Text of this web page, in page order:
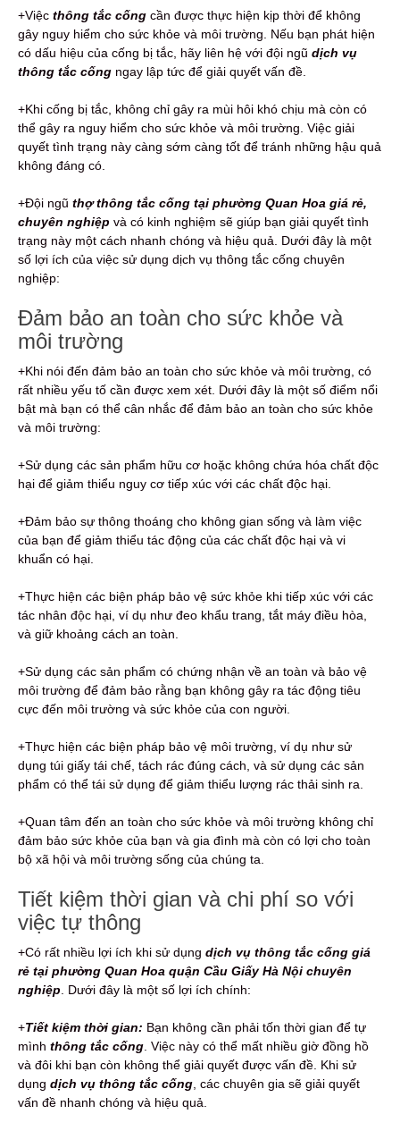
+Việc thông tắc cống cần được thực hiện kịp thời để không
gây nguy hiểm cho sức khỏe và môi trường. Nếu bạn phát hiện
có dấu hiệu của cống bị tắc, hãy liên hệ với đội ngũ dịch vụ
thông tắc cống ngay lập tức để giải quyết vấn đề.
+Khi cống bị tắc, không chỉ gây ra mùi hôi khó chịu mà còn có
thể gây ra nguy hiểm cho sức khỏe và môi trường. Việc giải
quyết tình trạng này càng sớm càng tốt để tránh những hậu quả
không đáng có.
+Đội ngũ thợ thông tắc cống tại phường Quan Hoa giá rẻ,
chuyên nghiệp và có kinh nghiệm sẽ giúp bạn giải quyết tình
trạng này một cách nhanh chóng và hiệu quả. Dưới đây là một
số lợi ích của việc sử dụng dịch vụ thông tắc cống chuyên
nghiệp:
Đảm bảo an toàn cho sức khỏe và
môi trường
+Khi nói đến đảm bảo an toàn cho sức khỏe và môi trường, có
rất nhiều yếu tố cần được xem xét. Dưới đây là một số điểm nổi
bật mà bạn có thể cân nhắc để đảm bảo an toàn cho sức khỏe
và môi trường:
+Sử dụng các sản phẩm hữu cơ hoặc không chứa hóa chất độc
hại để giảm thiểu nguy cơ tiếp xúc với các chất độc hại.
+Đảm bảo sự thông thoáng cho không gian sống và làm việc
của bạn để giảm thiểu tác động của các chất độc hại và vi
khuẩn có hại.
+Thực hiện các biện pháp bảo vệ sức khỏe khi tiếp xúc với các
tác nhân độc hại, ví dụ như đeo khẩu trang, tắt máy điều hòa,
và giữ khoảng cách an toàn.
+Sử dụng các sản phẩm có chứng nhận về an toàn và bảo vệ
môi trường để đảm bảo rằng bạn không gây ra tác động tiêu
cực đến môi trường và sức khỏe của con người.
+Thực hiện các biện pháp bảo vệ môi trường, ví dụ như sử
dụng túi giấy tái chế, tách rác đúng cách, và sử dụng các sản
phẩm có thể tái sử dụng để giảm thiểu lượng rác thải sinh ra.
+Quan tâm đến an toàn cho sức khỏe và môi trường không chỉ
đảm bảo sức khỏe của bạn và gia đình mà còn có lợi cho toàn
bộ xã hội và môi trường sống của chúng ta.
Tiết kiệm thời gian và chi phí so với
việc tự thông
+Có rất nhiều lợi ích khi sử dụng dịch vụ thông tắc cống giá
rẻ tại phường Quan Hoa quận Cầu Giấy Hà Nội chuyên
nghiệp. Dưới đây là một số lợi ích chính:
+Tiết kiệm thời gian: Bạn không cần phải tốn thời gian để tự
mình thông tắc cống. Việc này có thể mất nhiều giờ đồng hồ
và đôi khi bạn còn không thể giải quyết được vấn đề. Khi sử
dụng dịch vụ thông tắc cống, các chuyên gia sẽ giải quyết
vấn đề nhanh chóng và hiệu quả.